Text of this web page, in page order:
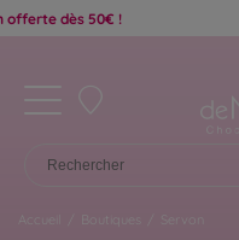
Accueil Boutiques Servon